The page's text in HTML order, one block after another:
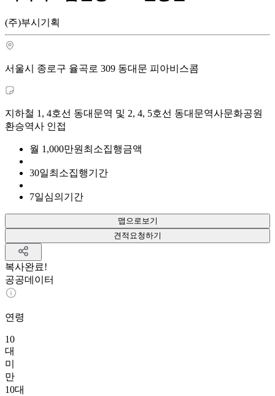
(주)부시기획
서울시 종로구 율곡로 309 동대문 피아비스콤
지하철 1, 4호선 동대문역 및 2, 4, 5호선 동대문역사문화공원
환승역사 인접
월 1,000만원 최소집행금액
30일최소집행기간
7일심의기간
맵으로보기
견적요청하기
복사완료!
공공데이터
연령
10
대
미
만
10대